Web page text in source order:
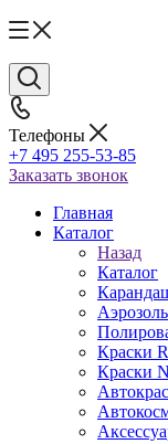
Телефоны
+7 495 255-53-85
Заказать звонок
Главная
Каталог
Назад
Каталог
Краски
Краски